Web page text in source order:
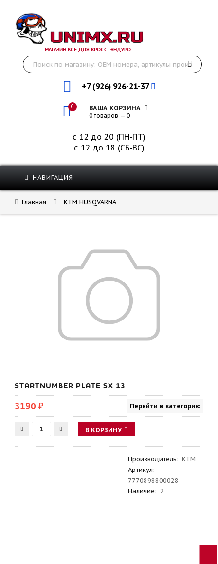
МАГАЗИН ВСЁ ДЛЯ КРОСС-ЭНДУРО
+7 (926) 926-21-37
0 ВАША КОРЗИНА
0 товаров — 0
с 12 до 20 (ПН-ПТ)
с 12 до 18 (СБ-ВС)
НАВИГАЦИЯ
Главная KTM HUSQVARNA
STARTNUMBER PLATE SX 13
3190 ₽ Перейти в категорию
В КОРЗИНУ
Производитель: KTM
Артикул:
7770898800028
Наличие: 2